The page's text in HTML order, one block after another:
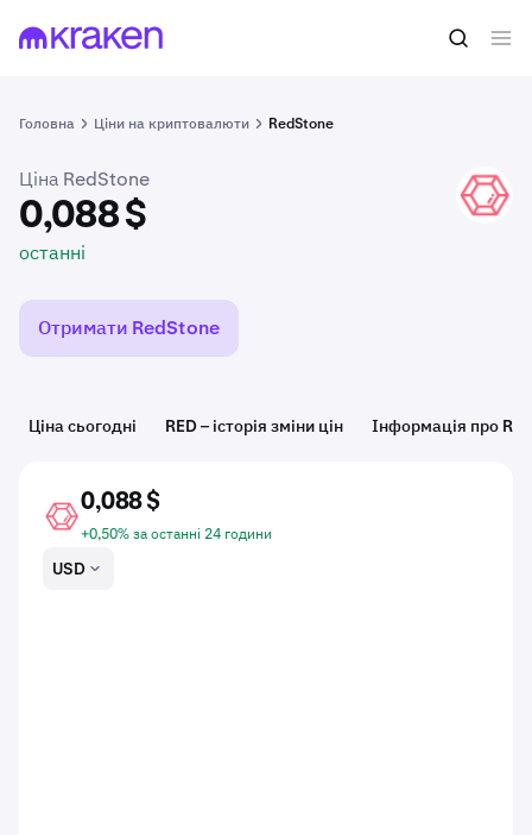
Головна Ціни на криптовалюти RedStone
0,088 $ Купити RED
Ціна RedStone
0,088 $
останні
RED
Отримати RedStone
Ціна сьогодні RED – історія зміни цін Інформація про
RED
0,088 $
+0,50% за останні 24 години
USD